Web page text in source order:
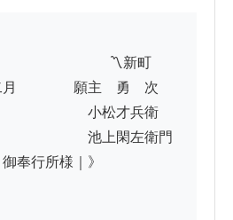
　　　　願主　勇　次
兵衛
左衛門
行所様｜》